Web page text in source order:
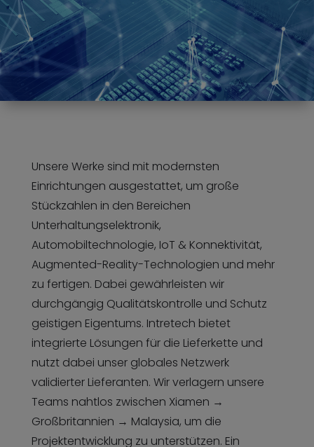
Unsere Werke sind mit modernsten
Einrichtungen ausgestattet, um große
Stückzahlen in den Bereichen
Unterhaltungselektronik,
Automobiltechnologie, IoT & Konnektivität,
Augmented-Reality-Technologien und mehr
zu fertigen. Dabei gewährleisten wir
durchgängig Qualitätskontrolle und Schutz
geistigen Eigentums. Intretech bietet
integrierte Lösungen für die Lieferkette und
nutzt dabei unser globales Netzwerk
validierter Lieferanten. Wir verlagern unsere
Teams nahtlos zwischen Xiamen →
Großbritannien → Malaysia, um die
Projektentwicklung zu unterstützen. Ein